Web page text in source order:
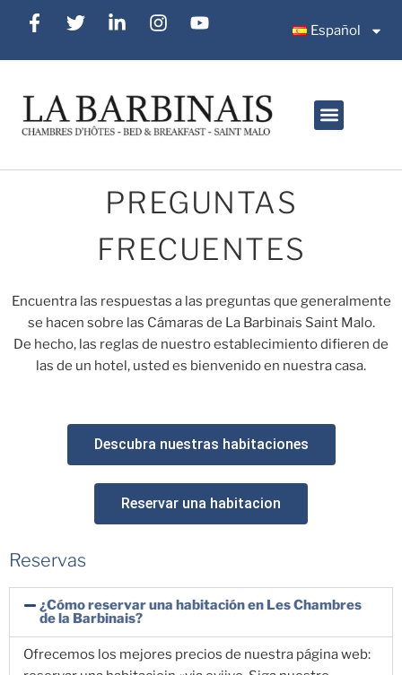
Español
PREGUNTAS
FRECUENTES
Encuentra las respuestas a las preguntas que generalmente
se hacen sobre las Cámaras de La Barbinais Saint Malo.
De hecho, las reglas de nuestro establecimiento difieren de
las de un hotel, usted es bienvenido en nuestra casa.
Descubra nuestras habitaciones
Reservar una habitacion
Reservas
¿Cómo reservar una habitación en Les Chambres
de la Barbinais?
Ofrecemos los mejores precios de nuestra página web: